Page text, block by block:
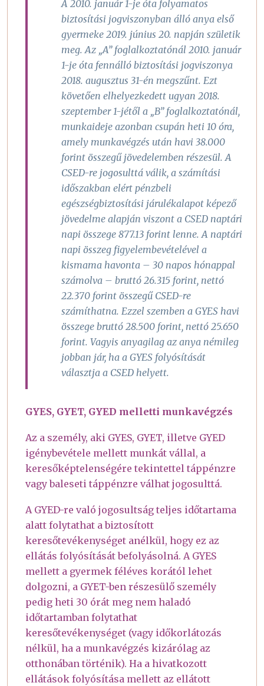
A 2010. január 1-je óta folyamatos
biztosítási jogviszonyban álló anya első
gyermeke 2019. június 20. napján születik
meg. Az „A” foglalkoztatónál 2010. január
1-je óta fennálló biztosítási jogviszonya
2018. augusztus 31-én megszűnt. Ezt
követően elhelyezkedett ugyan 2018.
szeptember 1-jétől a „B” foglalkoztatónál,
munkaideje azonban csupán heti 10 óra,
amely munkavégzés után havi 38.000
forint összegű jövedelemben részesül. A
CSED-re jogosulttá válik, a számítási
időszakban elért pénzbeli
egészségbiztosítási járulékalapot képező
jövedelme alapján viszont a CSED naptári
napi összege 877.13 forint lenne. A naptári
napi összeg figyelembevételével a
kismama havonta – 30 napos hónappal
számolva – bruttó 26.315 forint, nettó
22.370 forint összegű CSED-re
számíthatna. Ezzel szemben a GYES havi
összege bruttó 28.500 forint, nettó 25.650
forint. Vagyis anyagilag az anya némileg
jobban jár, ha a GYES folyósítását
választja a CSED helyett.
GYES, GYET, GYED melletti munkavégzés
Az a személy, aki GYES, GYET, illetve GYED
igénybevétele mellett munkát vállal, a
keresőképtelenségére tekintettel táppénzre
vagy baleseti táppénzre válhat jogosulttá.
A GYED-re való jogosultság teljes időtartama
alatt folytathat a biztosított
keresőtevékenységet anélkül, hogy ez az
ellátás folyósítását befolyásolná. A GYES
mellett a gyermek féléves korától lehet
dolgozni, a GYET-ben részesülő személy
pedig heti 30 órát meg nem haladó
időtartamban folytathat
keresőtevékenységet (vagy időkorlátozás
nélkül, ha a munkavégzés kizárólag az
otthonában történik). Ha a hivatkozott
ellátások folyósítása mellett az ellátott